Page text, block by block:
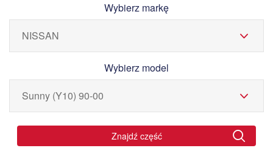
Wybierz markę
Wybierz model
Znajdź część